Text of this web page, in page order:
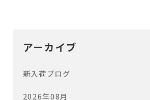
アーカイブ
新入荷ブログ
2026年08月